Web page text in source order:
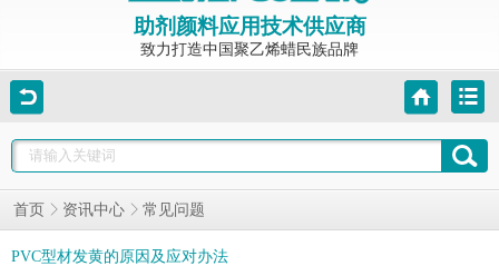
助剂颜料应用技术供应商
致力打造中国聚乙烯蜡民族品牌
首页 资讯中心 常见问题
PVC型材发黄的原因及应对办法